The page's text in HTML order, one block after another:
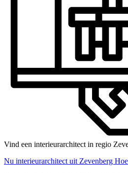
Vind een interieurarchitect in regio
Nu interieurarchitect uit Zevenberg